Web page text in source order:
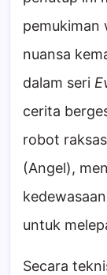
pemukiman
nuansa
dalam seri
cerita
robot
(Angel),
untuk
Secara